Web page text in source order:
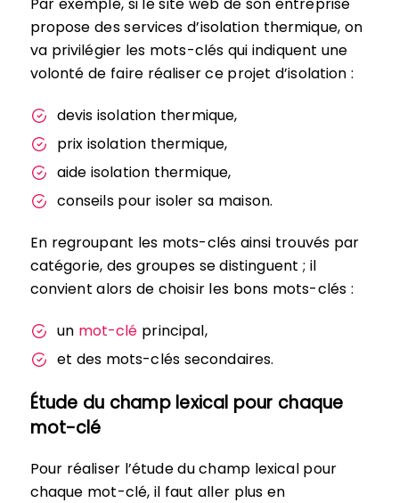
propose des services d’isolation thermique, on
va privilégier les mots-clés qui indiquent une
volonté de faire réaliser ce projet d’isolation :
devis isolation thermique,
prix isolation thermique,
aide isolation thermique,
conseils pour isoler sa maison.
En regroupant les mots-clés ainsi trouvés par
catégorie, des groupes se distinguent ; il
convient alors de choisir les bons mots-clés :
un mot-clé principal,
et des mots-clés secondaires.
Étude du champ lexical pour chaque
mot-clé
Pour réaliser l’étude du champ lexical pour
chaque mot-clé, il faut aller plus en